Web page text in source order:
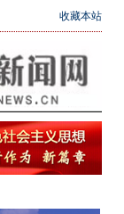
收藏本站